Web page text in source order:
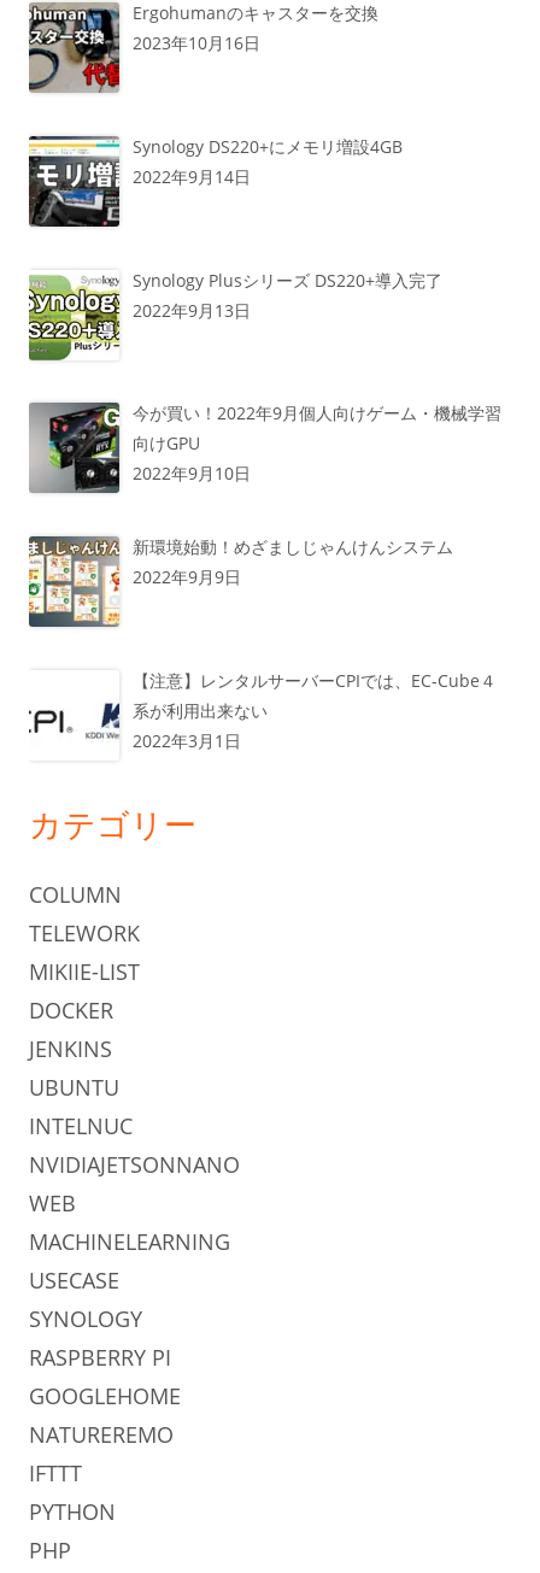
Ergohumanのキャスターを交換
2023年10月16日
Synology DS220+にメモリ増設4GB
2022年9月14日
Synology Plusシリーズ DS220+導入完了
2022年9月13日
今が買い！2022年9月個人向けゲーム・機械学習
向けGPU
2022年9月10日
新環境始動！めざましじゃんけんシステム
2022年9月9日
【注意】レンタルサーバーCPIでは、EC-Cube４
系が利用出来ない
2022年3月1日
カテゴリー
COLUMN
TELEWORK
MIKIIE-LIST
DOCKER
JENKINS
UBUNTU
INTELNUC
NVIDIAJETSONNANO
WEB
MACHINELEARNING
USECASE
SYNOLOGY
RASPBERRY PI
GOOGLEHOME
NATUREREMO
IFTTT
PYTHON
PHP